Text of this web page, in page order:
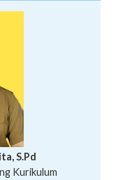
S.Pd
Kurikulum
S.Pd., M.Sn
S.Pd.